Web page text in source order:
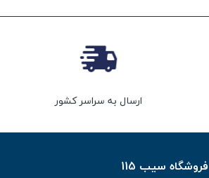
ارسال به سراسر کشور
فروشگاه سیب 115